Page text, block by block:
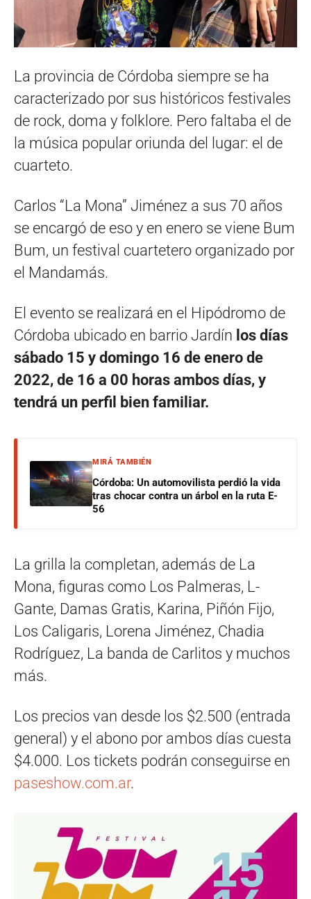
La provincia de Córdoba siempre se ha
caracterizado por sus históricos festivales
de rock, doma y folklore. Pero faltaba el de
la música popular oriunda del lugar: el de
cuarteto.
Carlos “La Mona” Jiménez a sus 70 años
se encargó de eso y en enero se viene Bum
Bum, un festival cuartetero organizado por
el Mandamás.
El evento se realizará en el Hipódromo de
Córdoba ubicado en barrio Jardín los días
sábado 15 y domingo 16 de enero de
2022, de 16 a 00 horas ambos días, y
tendrá un perfil bien familiar.
MIRÁ TAMBIÉN
Córdoba: Un automovilista perdió la vida
tras chocar contra un árbol en la ruta E-
56
La grilla la completan, además de La
Mona, figuras como Los Palmeras, L-
Gante, Damas Gratis, Karina, Piñón Fijo,
Los Caligaris, Lorena Jiménez, Chadia
Rodríguez, La banda de Carlitos y muchos
más.
Los precios van desde los $2.500 (entrada
general) y el abono por ambos días cuesta
$4.000. Los tickets podrán conseguirse en
paseshow.com.ar.